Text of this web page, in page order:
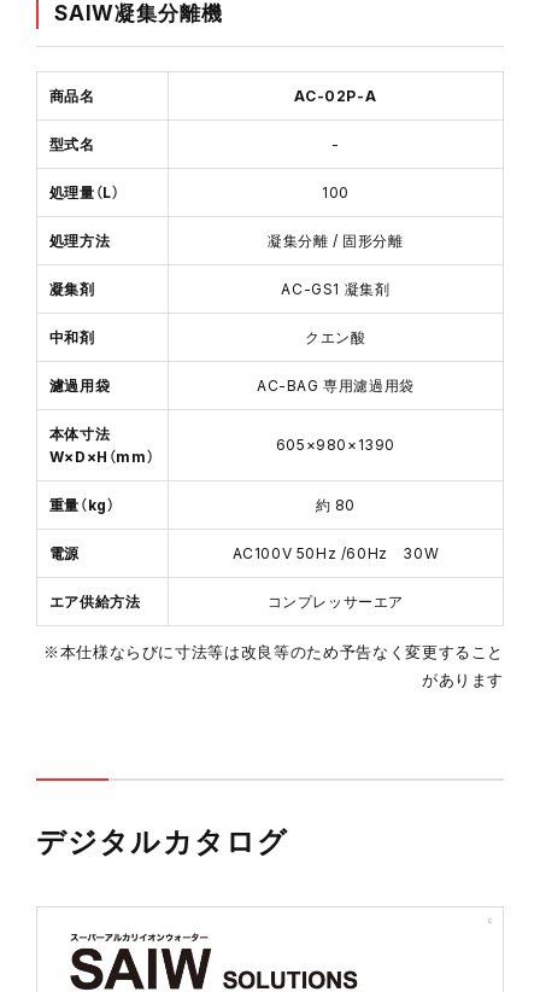
SAIW凝集分離機
商品名 AC-02P-A
型式名 -
処理量（L） 100
処理方法 凝集分離 / 固形分離
凝集剤 AC-GS1 凝集剤
中和剤 クエン酸
濾過用袋 AC-BAG 専用濾過用袋
本体寸法
W×D×H（mm）
605×980×1390
重量（kg） 約 80
電源 AC100V 50Hz /60Hz 30W
エア供給方法 コンプレッサーエア
※本仕様ならびに寸法等は改良等のため予告なく変更すること
があります
デジタルカタログ